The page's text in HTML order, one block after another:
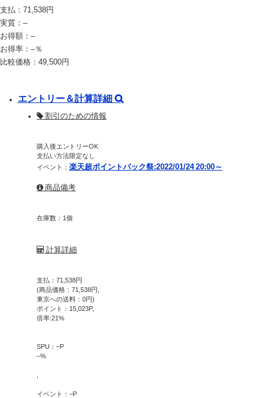
支払： 71,538円
実質： –
お得額： –
お得率： –％
比較価格： 49,500円
エントリー＆計算詳細
割引のための情報
購入後エントリーOK
支払い方法限定なし
イベント： 楽天超ポイントバック祭:2022/01/24 20:00～
商品備考
在庫数：1個
計算詳細
支払： 71,538円
(商品価格： 71,538円,
東京への送料： 0円)
ポイント： 15,023P,
倍率:21 %
SPU： –P
–%
イベント： –P